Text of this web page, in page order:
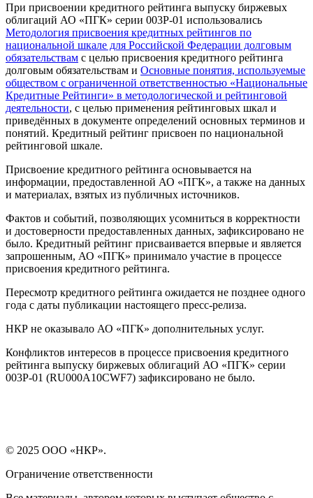
При присвоении кредитного рейтинга выпуску биржевых
облигаций АО «ПГК» серии 003P-01 использовались
Методология присвоения кредитных рейтингов по
национальной шкале для Российской Федерации долговым
обязательствам с целью присвоения кредитного рейтинга
долговым обязательствам и Основные понятия, используемые
обществом с ограниченной ответственностью «Национальные
Кредитные Рейтинги» в методологической и рейтинговой
деятельности, с целью применения рейтинговых шкал и
приведённых в документе определений основных терминов и
понятий. Кредитный рейтинг присвоен по национальной
рейтинговой шкале.
Присвоение кредитного рейтинга основывается на
информации, предоставленной АО «ПГК», а также на данных
и материалах, взятых из публичных источников.
Фактов и событий, позволяющих усомниться в корректности
и достоверности предоставленных данных, зафиксировано не
было. Кредитный рейтинг присваивается впервые и является
запрошенным, АО «ПГК» принимало участие в процессе
присвоения кредитного рейтинга.
Пересмотр кредитного рейтинга ожидается не позднее одного
года с даты публикации настоящего пресс-релиза.
НКР не оказывало АО «ПГК» дополнительных услуг.
Конфликтов интересов в процессе присвоения кредитного
рейтинга выпуску биржевых облигаций АО «ПГК» серии
003Р-01 (RU000A10CWF7) зафиксировано не было.
© 2025 ООО «НКР».
Ограничение ответственности